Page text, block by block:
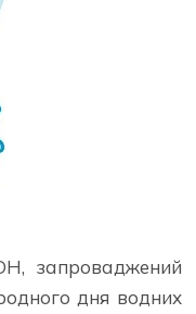
запроваджений
дня водних